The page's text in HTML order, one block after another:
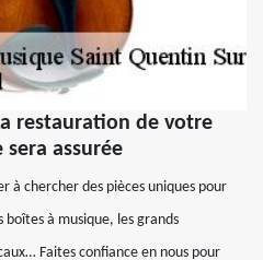
restauration de votre
assurée
à chercher des pièces uniques pour
boîtes à musique, les grands
Faites confiance en nous pour